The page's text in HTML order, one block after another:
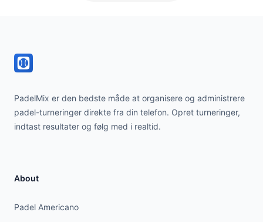
PadelMix er den bedste måde at organisere og administrere
padel-turneringer direkte fra din telefon. Opret turneringer,
indtast resultater og følg med i realtid.
About
Padel Americano